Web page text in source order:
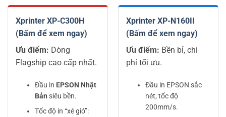
Xprinter XP-C300H
(Bấm để xem ngay)
Ưu điểm: Dòng
Flagship cao cấp nhất.
Đầu in EPSON Nhật
Bản siêu bền.
Tốc độ in “xé gió”:
Xprinter XP-N160II
(Bấm để xem ngay)
Ưu điểm: Bền bỉ, chi
phí tối ưu.
Đầu in EPSON sắc
nét, tốc độ
200mm/s.